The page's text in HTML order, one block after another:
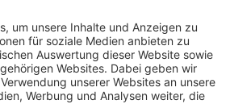
geltend gemacht werden
WWF Deutschland, Senatsverwaltung für
976/2